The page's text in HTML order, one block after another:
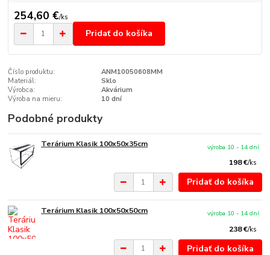
254,60 €/ks
Pridať do košíka
Číslo produktu:
ANM10050608MM
Materiál:
Sklo
Výrobca:
Akvárium
Výroba na mieru:
10 dní
Podobné produkty
Terárium Klasik 100x50x35cm
198 €/ks
výroba 10 - 14 dní
Pridať do košíka
Terárium Klasik 100x50x50cm
238 €/ks
výroba 10 - 14 dní
Pridať do košíka